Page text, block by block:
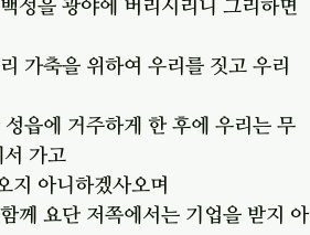
성을 광야에 버리시리니 그리하면
가축을 위하여 우리를 짓고 우리
읍에 거주하게 한 후에 우리는 무
가고
지 아니하겠사오며
께 요단 저쪽에서는 기업을 받지 아